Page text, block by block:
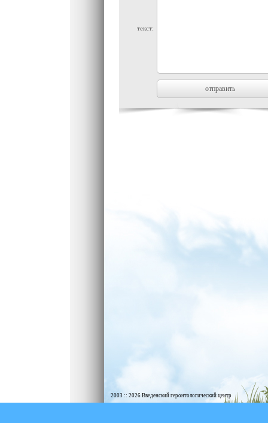
текст:
2003 :: 2026 Введенский геронтологический центр